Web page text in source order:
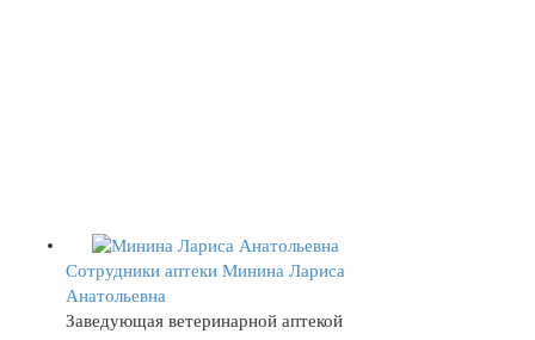
Сотрудники аптеки Минина Лариса
Анатольевна
Заведующая ветеринарной аптекой